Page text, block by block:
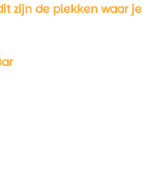
zijn de plekken waar je